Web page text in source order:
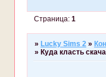
Страница: 1
» Lucky Sims 2 »
» Куда класть